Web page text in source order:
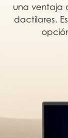
una ventaja
dactilares.